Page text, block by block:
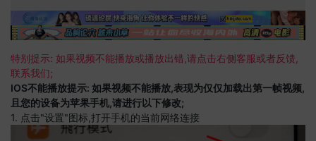
特别提示: 如果视频不能播放或播放出错,请点击右侧客服或者反馈,
联系我们;
IOS不能播放提示: 如果视频不能播放,表现为仅仅加载出第一帧视频,
且您的设备为苹果手机,请进行以下修改;
1. 点击"设置"图标,打开手机的当前网络连接